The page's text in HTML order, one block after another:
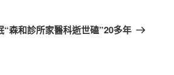
森和診所家醫科逝世磕”20多年